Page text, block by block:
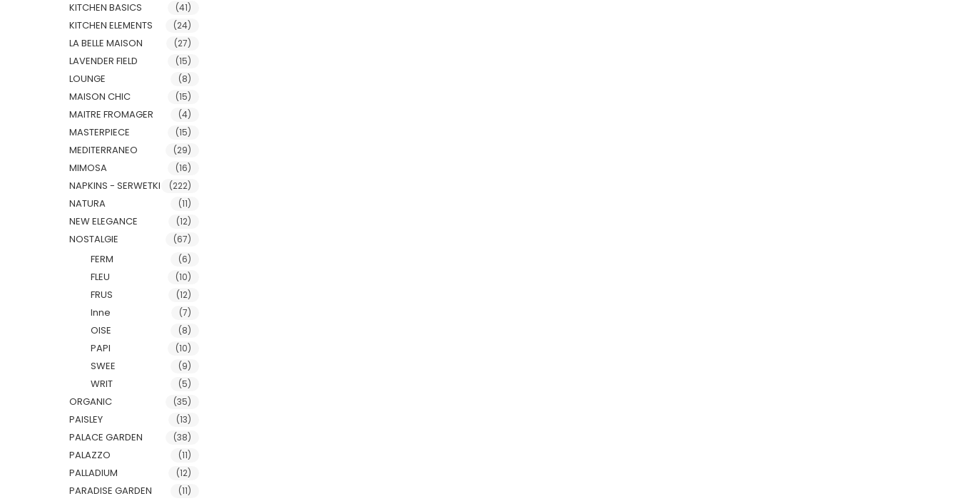
KITCHEN BASICS (41)
KITCHEN ELEMENTS (24)
LA BELLE MAISON (27)
LAVENDER FIELD (15)
LOUNGE (8)
MAISON CHIC (15)
MAITRE FROMAGER (4)
MASTERPIECE (15)
MEDITERRANEO (29)
MIMOSA (16)
NAPKINS - SERWETKI (222)
NATURA (11)
NEW ELEGANCE (12)
NOSTALGIE (67)
FERM (6)
FLEU (10)
FRUS (12)
Inne (7)
OISE (8)
PAPI (10)
SWEE (9)
WRIT (5)
ORGANIC (35)
PAISLEY (13)
PALACE GARDEN (38)
PALAZZO (11)
PALLADIUM (12)
PARADISE GARDEN (11)